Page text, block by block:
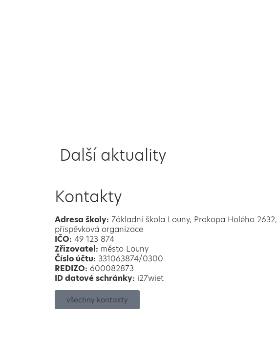
Další aktuality
Kontakty
Adresa školy: Základní škola Louny, Prokopa Holého 2632,
příspěvková organizace
IČO: 49 123 874
Zřizovatel: město Louny
Číslo účtu: 331063874/0300
REDIZO: 600082873
ID datové schránky: i27wiet
všechny kontakty